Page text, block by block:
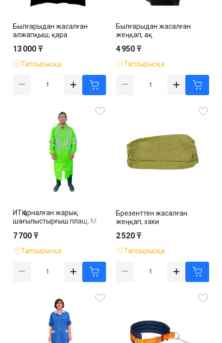
Былғарыдан жасалған
алжапқыш, қара
13 000 ₸
Тапсырысқа
Былғарыдан жасалған
жеңқап, ақ
4 950 ₸
Тапсырысқа
ИТҚ арналған жарық
шағылыстырғыш плащ, M
7 700 ₸
Тапсырысқа
Брезенттен жасалған
жеңқап, хаки
2 520 ₸
Тапсырысқа